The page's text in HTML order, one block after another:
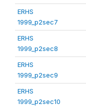
ERHS
1999_p2sec7
ERHS
1999_p2sec8
ERHS
1999_p2sec9
ERHS
1999_p2sec10